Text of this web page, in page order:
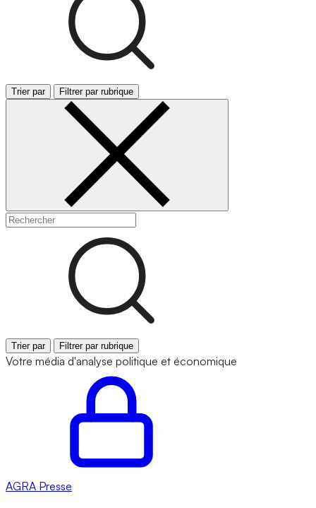
Trier par Filtrer par rubrique
Trier par Filtrer par rubrique
Votre média d'analyse politique et économique
AGRA Presse